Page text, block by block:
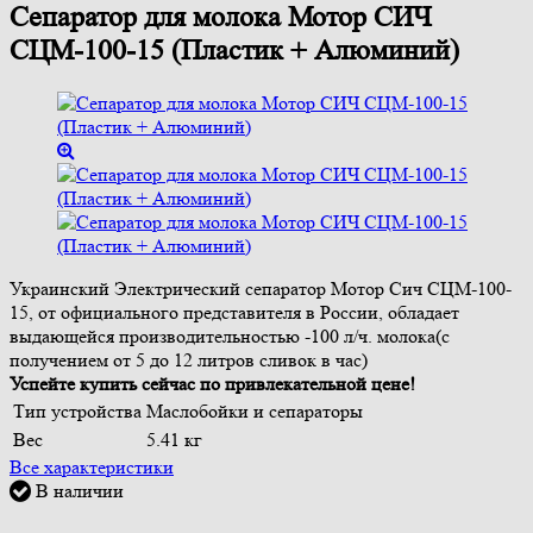
Сепаратор для молока Мотор СИЧ
СЦМ-100-15 (Пластик + Алюминий)
Украинский Электрический сепаратор Мотор Сич СЦМ-100-
15, от официального представителя в России, обладает
выдающейся производительностью -100 л/ч. молока(с
получением от 5 до 12 литров сливок в час)
Успейте купить сейчас по привлекательной цене!
Тип устройства Маслобойки и сепараторы
Вес
5.41 кг
Все характеристики
В наличии